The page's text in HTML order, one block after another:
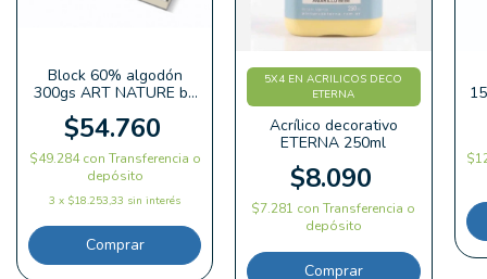
Block 60% algodón
300gs ART NATURE by
$54.760
$49.284con Transferencia o
depósito
3 x $18.253,33 sin interés
Comprar
5X4 EN ACRILICOS DECO
ETERNA
Acrílico decorativo
ETERNA 250ml
$8.090
$7.281 con Transferencia o
depósito
Comprar